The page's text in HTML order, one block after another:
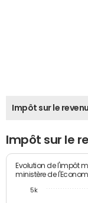
Impôt sur le revenu
Impôt sur le
Evolution de l'impôt
ministère de
5k